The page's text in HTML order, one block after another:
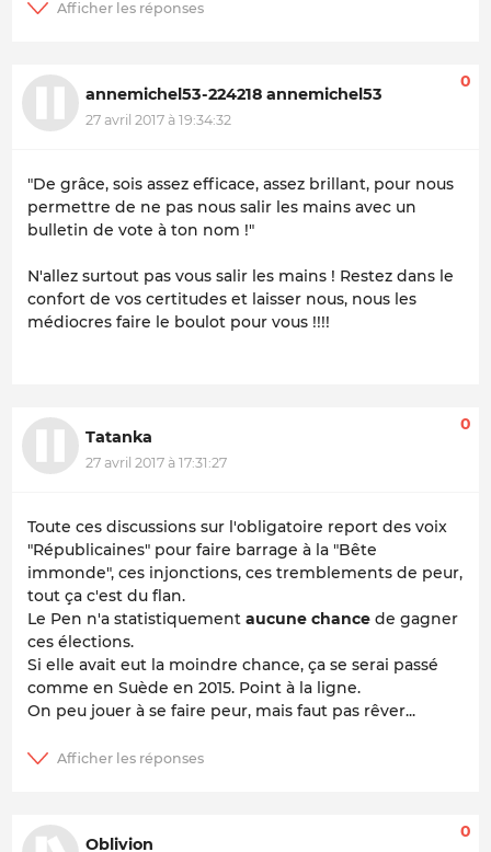
annemichel53-224218 annemichel53
27 avril 2017 à 19:34:32
0
"De grâce, sois assez efficace, assez brillant, pour nous
permettre de ne pas nous salir les mains avec un
bulletin de vote à ton nom !"
N'allez surtout pas vous salir les mains ! Restez dans le
confort de vos certitudes et laisser nous, nous les
médiocres faire le boulot pour vous !!!!
Tatanka
27 avril 2017 à 17:31:27
0
Toute ces discussions sur l'obligatoire report des voix
"Républicaines" pour faire barrage à la "Bête
immonde", ces injonctions, ces tremblements de peur,
tout ça c'est du flan.
Le Pen n'a statistiquement aucune chance de gagner
ces élections.
Si elle avait eut la moindre chance, ça se serai passé
comme en Suède en 2015. Point à la ligne.
On peu jouer à se faire peur, mais faut pas rêver...
Oblivion
0